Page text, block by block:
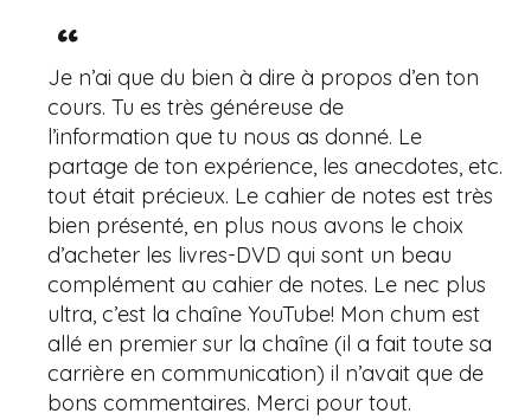
Je n’ai que du bien à dire à propos d’en ton
cours. Tu es très généreuse de
l’information que tu nous as donné. Le
partage de ton expérience, les anecdotes, etc.
tout était précieux. Le cahier de notes est très
bien présenté, en plus nous avons le choix
d’acheter les livres-DVD qui sont un beau
complément au cahier de notes. Le nec plus
ultra, c’est la chaîne YouTube! Mon chum est
allé en premier sur la chaîne (il a fait toute sa
carrière en communication) il n’avait que de
bons commentaires. Merci pour tout.